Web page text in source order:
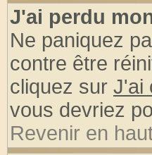
J'ai perdu
Ne paniquez
contre être
cliquez sur J'ai
vous devriez
Revenir en